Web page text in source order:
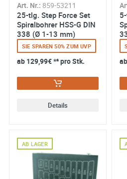
Art. Nr.: 859-53211
25-tlg. Step Force Set
Spiralbohrer HSS-G DIN
338 (Ø 1-13 mm)
SIE SPAREN 50% ZUM UVP
ab 129,99€*² pro Stk.
Details
ab
AB LAGER